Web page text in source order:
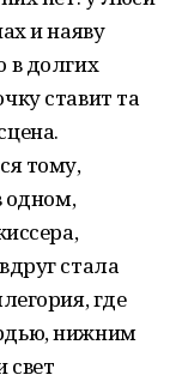
и наяву
в долгих
ставит та
тому,
одном,
стала
где
нижним
свет